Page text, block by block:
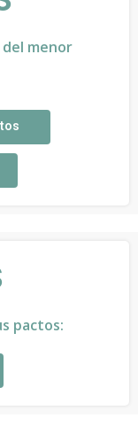
menor
pactos: